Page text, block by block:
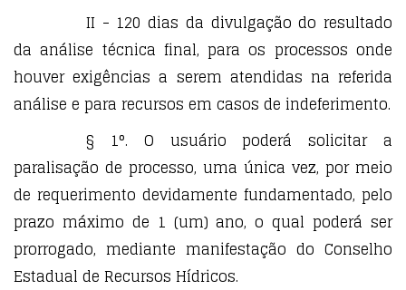
II - 120 dias da divulgação do resultado
da análise técnica final, para os processos onde
houver exigências a serem atendidas na referida
análise e para recursos em casos de indeferimento.
§ 1°. O usuário poderá solicitar a
paralisação de processo, uma única vez, por meio
de requerimento devidamente fundamentado, pelo
prazo máximo de 1 (um) ano, o qual poderá ser
prorrogado, mediante manifestação do Conselho
Estadual de Recursos Hídricos.